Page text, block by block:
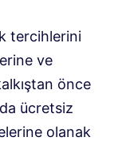
tercihlerini
ve
önce
ücretsiz
olanak